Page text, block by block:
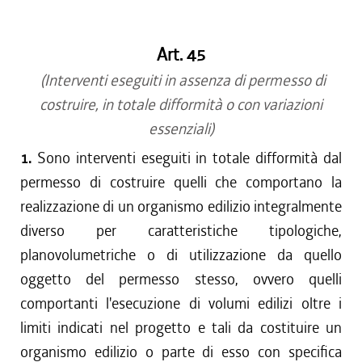
dal 21/12/2017 al 31/12/2017
dal 27/07/2017 al 20/12/2017
dal 21/07/2016 al 26/07/2017
dal 21/04/2016 al 20/07/2016
dal 01/10/2015 al 21/10/2015
dal 11/08/2015 al 30/09/2015
dal 01/01/2015 al 10/08/2015
dal 24/07/2014 al 31/12/2014
dal 01/01/2014 al 23/07/2014
dal 19/12/2013 al 31/12/2013
dal 12/12/2013 al 18/12/2013
dal 11/04/2013 al 11/12/2013
dal 29/12/2012 al 10/04/2013
Art. 45
(Interventi eseguiti in assenza di permesso di
costruire, in totale difformità o con variazioni
essenziali)
1. Sono interventi eseguiti in totale difformità dal
permesso di costruire quelli che comportano la
realizzazione di un organismo edilizio integralmente
diverso per caratteristiche tipologiche,
planovolumetriche o di utilizzazione da quello
oggetto del permesso stesso, ovvero quelli
comportanti l'esecuzione di volumi edilizi oltre i
limiti indicati nel progetto e tali da costituire un
organismo edilizio o parte di esso con specifica